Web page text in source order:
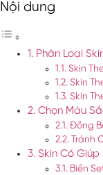
Nội dung
Phân Loại
Skin
Skin
Skin
Chọn Màu
Đồng
Tránh
Skin Có Giúp
Biến